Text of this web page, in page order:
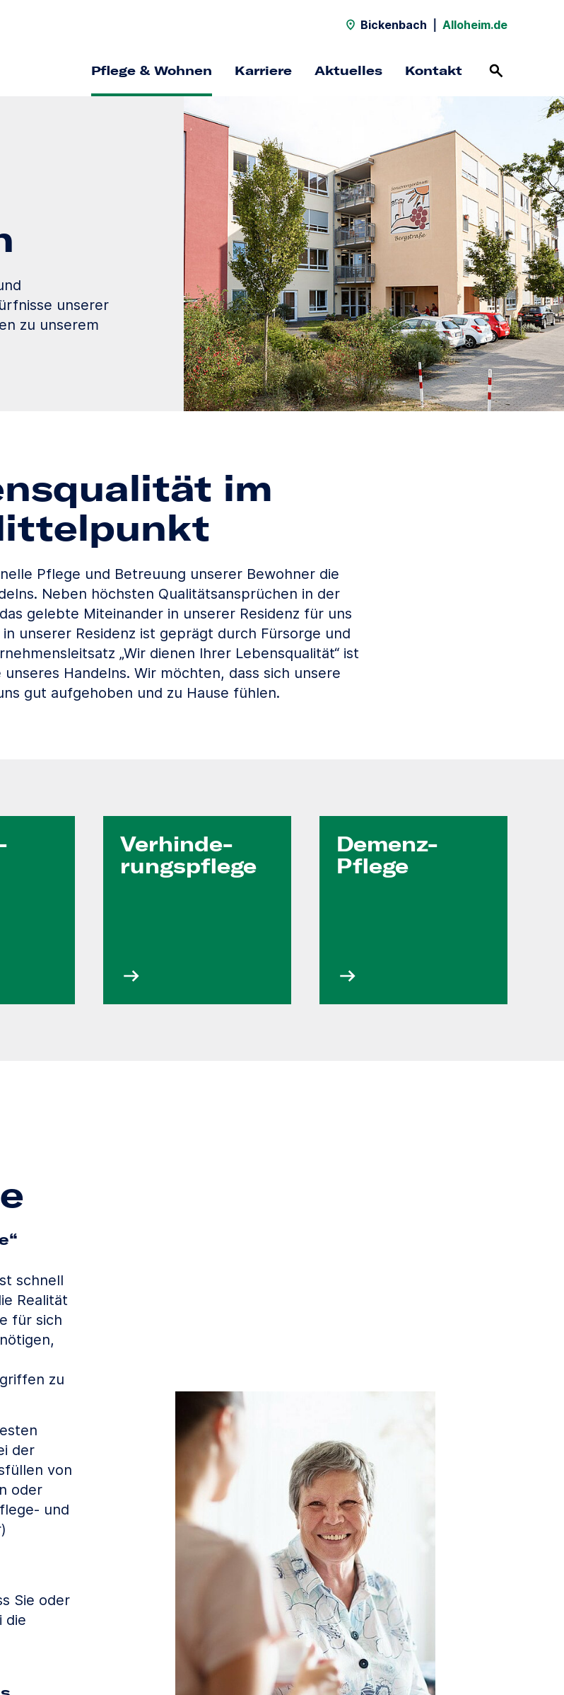
Bickenbach Alloheim.de
Pflege & Wohnen Karriere Aktuelles Kontakt
unserer
zu unserem
im
Pflege und Betreuung unserer Bewohner die
Neben höchsten Qualitätsansprüchen in der
gelebte Miteinander in unserer Residenz für uns
unserer Residenz ist geprägt durch Fürsorge und
„Wir dienen Ihrer Lebensqualität“ ist
Handelns. Wir möchten, dass sich unsere
gut aufgehoben und zu Hause fühlen.
Verhinde­
rungs­pflege
Demenz-
Pflege
schnell
Realität
für sich
zu
der
von
oder
und
Sie oder
die